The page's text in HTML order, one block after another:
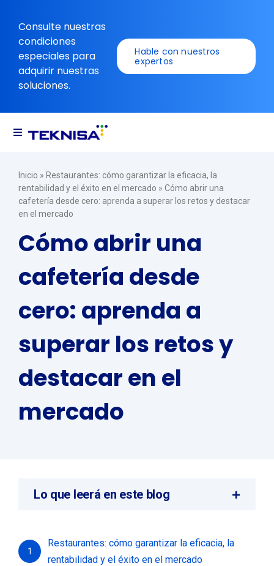
contenido
Consulte nuestras
condiciones
especiales para
adquirir nuestras
soluciones.
Hable con nuestros
expertos
Alternar
Recursos
Inicio » Restaurantes: cómo garantizar la eficacia, la
rentabilidad y el éxito en el mercado » Cómo abrir una
cafetería desde cero: aprenda a superar los retos y destacar
en el mercado
Cómo abrir una
cafetería desde
cero: aprenda a
superar los retos y
destacar en el
mercado
Lo que leerá en este blog
1
Restaurantes: cómo garantizar la eficacia, la
rentabilidad y el éxito en el mercado